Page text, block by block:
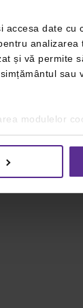
accesa date cu
și vă permite
sau
modulelor